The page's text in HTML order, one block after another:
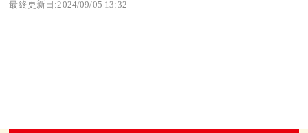
最終更新日:2024/09/05 13:32